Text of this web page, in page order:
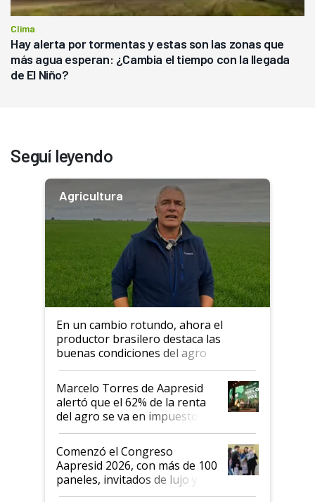
Clima
Hay alerta por tormentas y estas son las zonas que
más agua esperan: ¿Cambia el tiempo con la llegada
de El Niño?
Seguí leyendo
Agricultura
En un cambio rotundo, ahora el
productor brasilero destaca las
buenas condiciones del agro
argentino para invertir: "Los veo
más motivados"
Marcelo Torres de Aapresid
alertó que el 62% de la renta
del agro se va en impuestos:
"No es bueno que en
Argentina se sigan discutiendo
las mismas cosas de hace 50
años"
Comenzó el Congreso
Aapresid 2026, con más de 100
paneles, invitados de lujo y
todas las tendencias